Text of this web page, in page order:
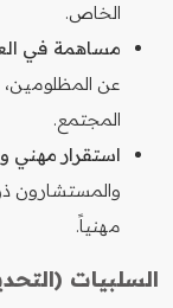
الخاص.
مساهمة في
عن المظلومين،
المجتمع.
استقرار مهني
والمستشارون
مهنياً.
السلبيات